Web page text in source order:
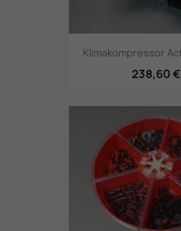
Klimakompressor
238,60 €